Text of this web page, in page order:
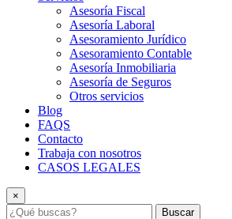
Asesoría Fiscal
Asesoría Laboral
Asesoramiento Jurídico
Asesoramiento Contable
Asesoría Inmobiliaria
Asesoría de Seguros
Otros servicios
Blog
FAQS
Contacto
Trabaja con nosotros
CASOS LEGALES
×
Buscar